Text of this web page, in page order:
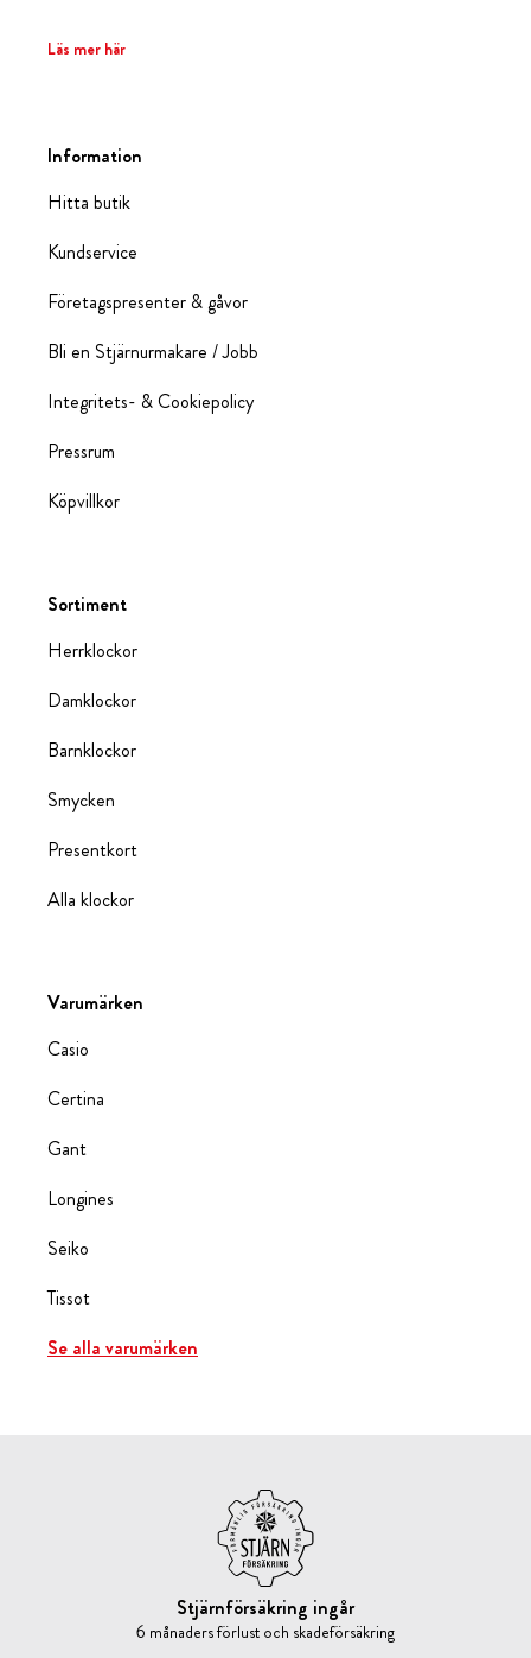
Läs mer här
Information
Hitta butik
Kundservice
Företagspresenter & gåvor
Bli en Stjärnurmakare / Jobb
Integritets- & Cookiepolicy
Pressrum
Köpvillkor
Sortiment
Herrklockor
Damklockor
Barnklockor
Smycken
Presentkort
Alla klockor
Varumärken
Casio
Certina
Gant
Longines
Seiko
Tissot
Se alla varumärken
Stjärnförsäkring ingår
6 månaders förlust och skadeförsäkring